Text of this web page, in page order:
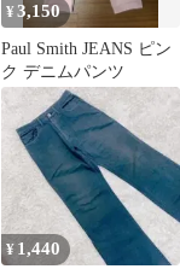
¥3,150
Paul Smith JEANS ピン
ク デニムパンツ
¥ 1,440